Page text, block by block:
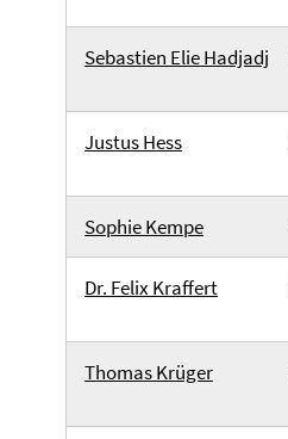
Sebastien Elie Hadjadj
Justus Hess
Sophie Kempe
Dr. Felix Kraffert
Thomas Krüger